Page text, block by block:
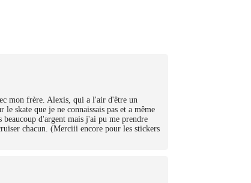
mon frère. Alexis, qui a l'air d'être un
skate que je ne connaissais pas et a même
d'argent mais j'ai pu me prendre
chacun. (Merciii encore pour les stickers